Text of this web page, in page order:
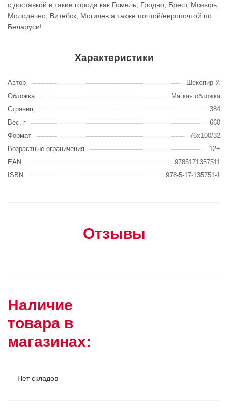
с доставкой в такие города как Гомель, Гродно, Брест, Мозырь,
Молодечно, Витебск, Могилев а также почтой/европочтой по
Беларуси!
Характеристики
Автор
Шекспир У.
Обложка
Мягкая обложка
Страниц
384
Вес, г
660
Формат
76x100/32
Возрастные ограничения
12+
EAN
9785171357511
ISBN
978-5-17-135751-1
Отзывы
Наличие
товара в
магазинах:
Нет складов